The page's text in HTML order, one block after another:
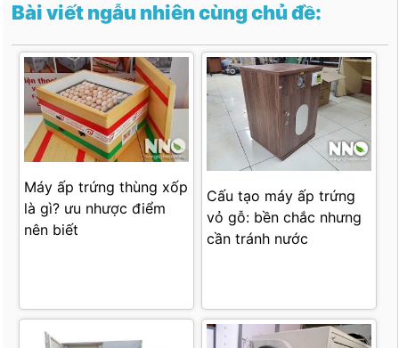
Bài viết ngẫu nhiên cùng chủ đề:
Máy ấp trứng thùng xốp
là gì? ưu nhược điểm
nên biết
Cấu tạo máy ấp trứng
vỏ gỗ: bền chắc nhưng
cần tránh nước